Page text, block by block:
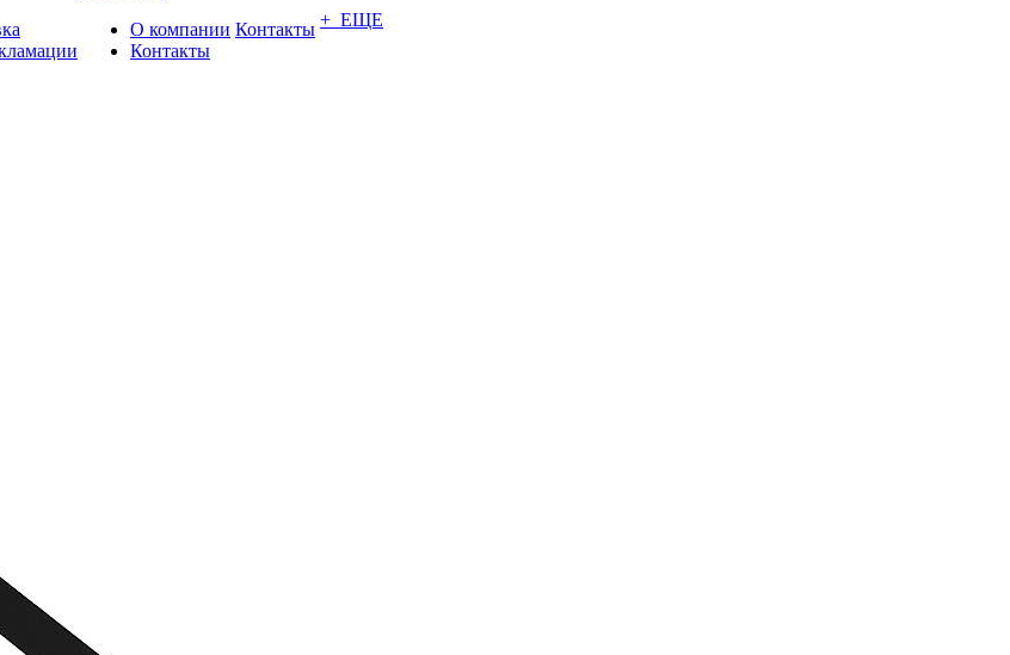
О компании
Контакты
Контакты + ЕЩЕ